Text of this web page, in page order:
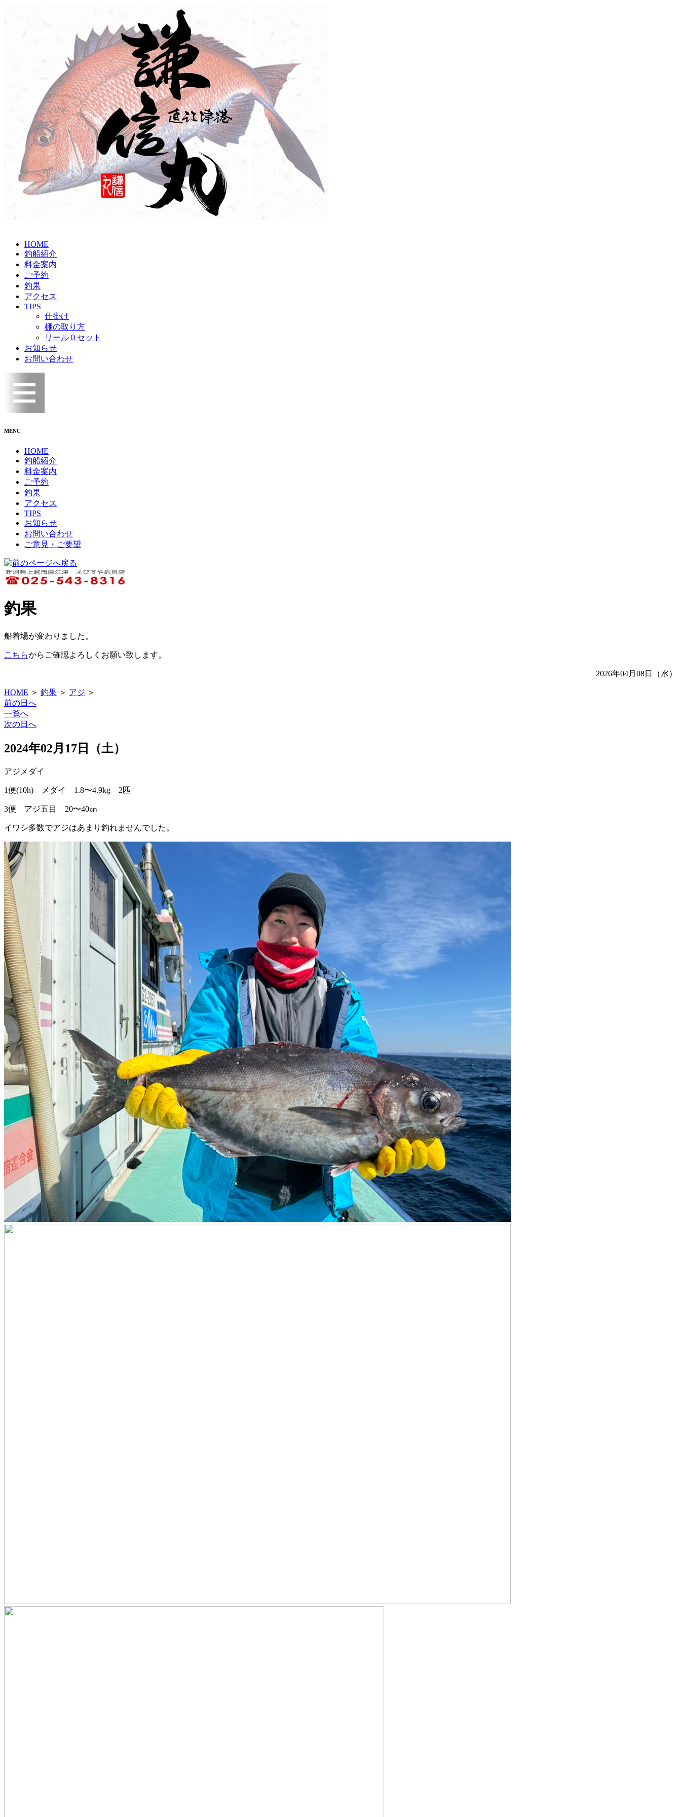
HOME
釣船紹介
料金案内
ご予約
釣果
アクセス
TIPS
仕掛け
棚の取り方
リール０セット
お知らせ
お問い合わせ
MENU
HOME
釣船紹介
料金案内
ご予約
釣果
アクセス
TIPS
お知らせ
お問い合わせ
ご意見・ご要望
釣果
船着場が変わりました。
こちらからご確認よろしくお願い致します。
2026年04月08日（水）
HOME ＞ 釣果 ＞ アジ ＞
前の日へ
一覧へ
次の日へ
2024年02月17日（土）
アジ メダイ
1便(10h) メダイ 1.8〜4.9kg 2匹
3便 アジ五目 20〜40㎝
イワシ多数でアジはあまり釣れませんでした。